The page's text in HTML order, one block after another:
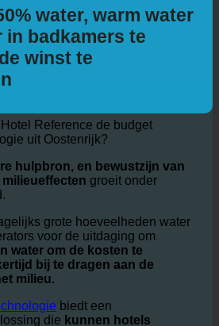
van hotels en water
ecoturbino® hotels
water, warm water
badkamers te
Reference de budget
uit Oostenrijk?
hulpbron, en bewustzijn van
groeit onder
grote hoeveelheden water
voor de uitdaging om
water om de kosten te
bij te dragen aan de
milieu.